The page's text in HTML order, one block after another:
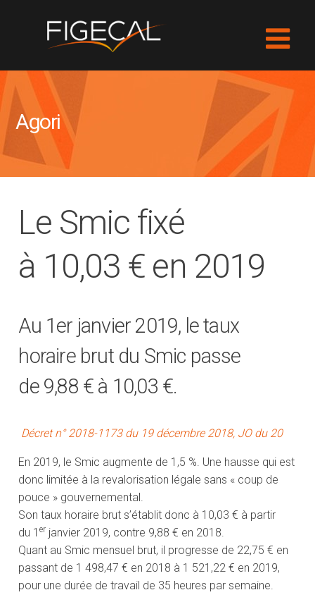
Agori
Le Smic fixé
à 10,03 € en 2019
Au 1er janvier 2019, le taux
horaire brut du Smic passe
de 9,88 € à 10,03 €.
Décret n° 2018-1173 du 19 décembre 2018, JO du 20
En 2019, le Smic augmente de 1,5 %. Une hausse qui est
donc limitée à la revalorisation légale sans « coup de
pouce » gouvernemental.
Son taux horaire brut s’établit donc à 10,03 € à partir
du 1er janvier 2019, contre 9,88 € en 2018.
Quant au Smic mensuel brut, il progresse de 22,75 € en
passant de 1 498,47 € en 2018 à 1 521,22 € en 2019,
pour une durée de travail de 35 heures par semaine.